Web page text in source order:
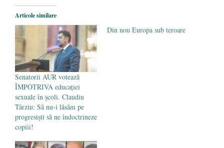
Legea Vexler produce efecte. Bustul
poetului Octavian Goga, înlăturat din Iași
- 16 aprilie 2026
Articole similare
Senatorii AUR votează
ÎMPOTRIVA educației
sexuale în școli. Claudiu
Târziu: Să nu-i lăsăm pe
progresiști să ne îndoctrineze
copiii!
Din nou Europa sub teroare